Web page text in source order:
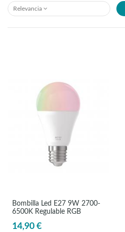
Relevancia
Bombilla Led E27 9W 2700-
6500K Regulable RGB
14,90 €